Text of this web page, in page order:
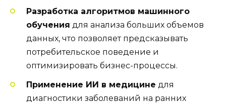
Разработка алгоритмов машинного
обучения для анализа больших объемов
данных, что позволяет предсказывать
потребительское поведение и
оптимизировать бизнес-процессы.
Применение ИИ в медицине для
диагностики заболеваний на ранних